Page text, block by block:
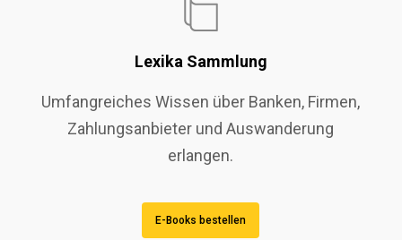
Lexika Sammlung
Umfangreiches Wissen über Banken, Firmen,
Zahlungsanbieter und Auswanderung
erlangen.
E-Books bestellen